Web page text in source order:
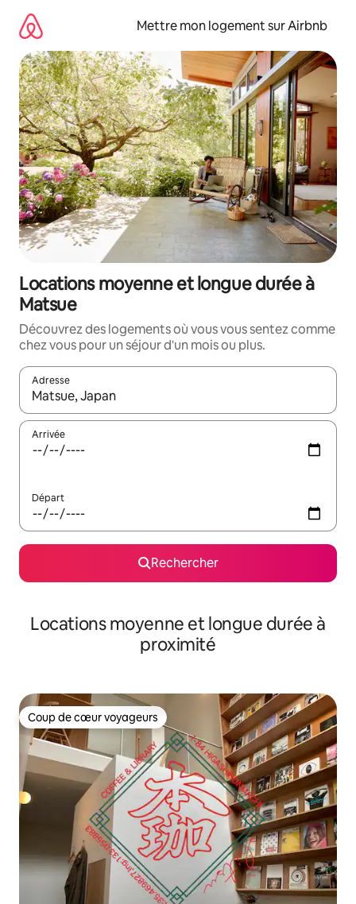
directement
contenu
Mettre mon logement sur Airbnb
Locations moyenne et longue durée à
Matsue
Découvrez des logements où vous vous sentez comme
chez vous pour un séjour d'un mois ou plus.
Adresse
Lorsque les résultats s'affichent, utilisez les flèches vers le
Arrivée
Départ
Rechercher
Locations moyenne et longue durée à
proximité
Coup de cœur voyageurs
Coup de cœur voyageurs